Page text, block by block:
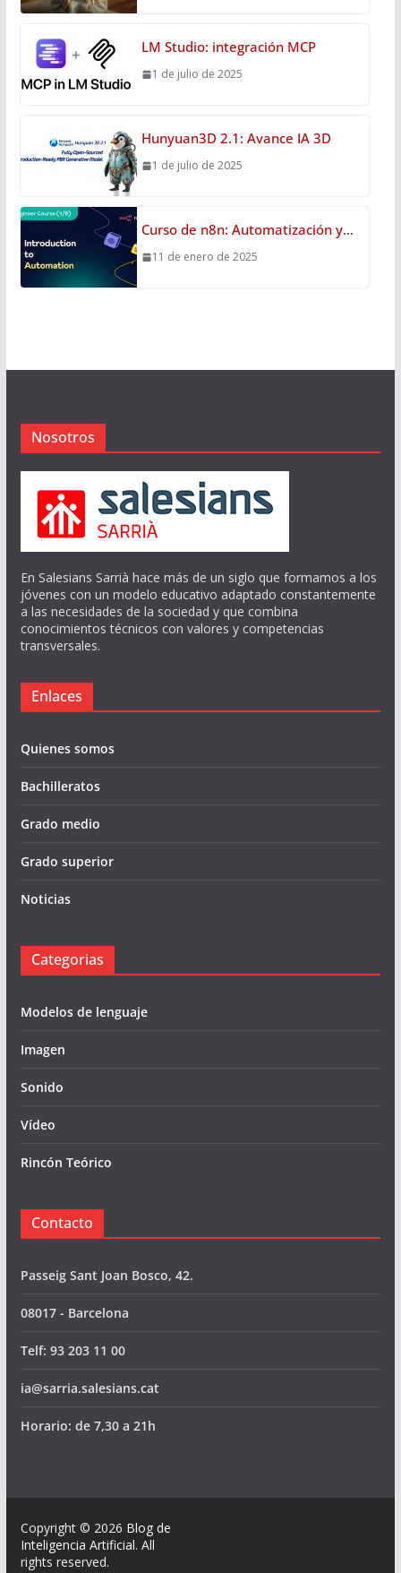
LM Studio: integración MCP
1 de julio de 2025
Hunyuan3D 2.1: Avance IA 3D
1 de julio de 2025
Curso de n8n: Automatización y…
11 de enero de 2025
Nosotros
En Salesians Sarrià hace más de un siglo que formamos a los
jóvenes con un modelo educativo adaptado constantemente
a las necesidades de la sociedad y que combina
conocimientos técnicos con valores y competencias
transversales.
Enlaces
Quienes somos
Bachilleratos
Grado medio
Grado superior
Noticias
Categorias
Modelos de lenguaje
Imagen
Sonido
Vídeo
Rincón Teórico
Contacto
Passeig Sant Joan Bosco, 42.
08017 - Barcelona
Telf: 93 203 11 00
ia@sarria.salesians.cat
Horario: de 7,30 a 21h
Copyright © 2026 Blog de
Inteligencia Artificial. All
rights reserved.